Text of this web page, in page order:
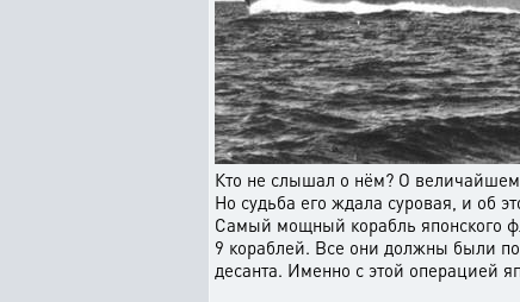
Кто не слышал о нём? О
Но судьба его ждала суровая, и об
Самый мощный корабль японского
9 кораблей. Все они должны были
десанта. Именно с этой операцией